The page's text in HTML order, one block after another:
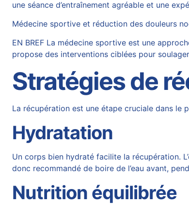
une séance d’entraînement agréable et une
Médecine sportive et réduction des douleurs
EN BREF La médecine sportive est une
propose des interventions ciblées pour
Stratégies de
La récupération est une étape cruciale dans le
Hydratation
Un corps bien hydraté facilite la récupération.
donc recommandé de boire de l’eau avant,
Nutrition équilibrée